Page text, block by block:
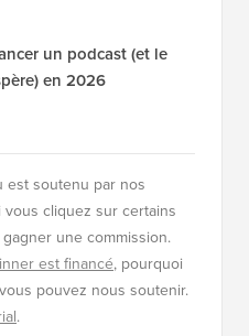
un podcast (et le
en 2026
est soutenu par nos
cliquez sur certains
une commission.
est financé, pourquoi
pouvez nous soutenir.
.